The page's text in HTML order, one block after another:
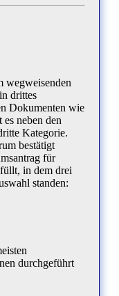
wegweisenden
drittes
Dokumenten wie
neben den
Kategorie.
bestätigt
für
in dem drei
standen:
durchgeführt